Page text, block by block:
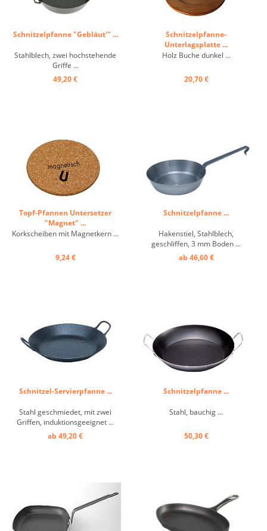
Schnitzelpfanne "Gebläut'" ...
Stahlblech, zwei hochstehende
Griffe ...
49,20 €
Schnitzelpfanne-
Unterlagsplatte ...
Holz Buche dunkel ...
20,70 €
Topf-Pfannen Untersetzer
"Magnet" ...
Korkscheiben mit Magnetkern ...
9,24 €
Schnitzelpfanne ...
Hakenstiel, Stahlblech,
geschliffen, 3 mm Boden ...
ab 46,60 €
Schnitzel-Servierpfanne ...
Stahl geschmiedet, mit zwei
Griffen, induktionsgeeignet ...
ab 49,20 €
Schnitzelpfanne ...
Stahl, bauchig ...
50,30 €